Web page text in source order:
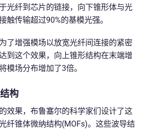
光纤到芯片的链接，向下锥形体与光
触传输超过90%的基模光强。
了增强模场以放宽光纤间连接的紧密
到这个效果，向上锥形结构在末端增
模场分布增加了3倍。
构
效果，布鲁塞尔的科学家们设计了这
纤锥体微纳结构(MOFs)。这些波导结